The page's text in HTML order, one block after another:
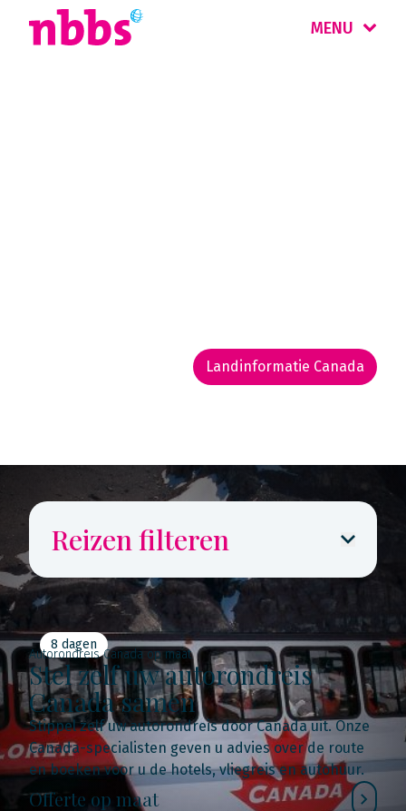
MENU
Landinformatie Canada
Reizen filteren
8 dagen
Autorondreis Canada op maat
Stel zelf uw autorondreis
Canada samen
Stippel zelf uw autorondreis door Canada uit. Onze
Canada-specialisten geven u advies over de route
en boeken voor u de hotels, vliegreis en autohuur.
Offerte op maat